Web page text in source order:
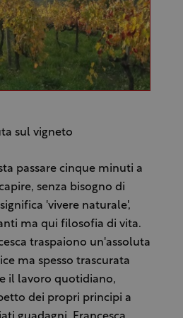
sul vigneto
passare cinque minuti a
senza bisogno di
'vivere naturale',
ma qui filosofia di vita.
traspaiono un'assoluta
ma spesso trascurata
il lavoro quotidiano,
dei propri principi a